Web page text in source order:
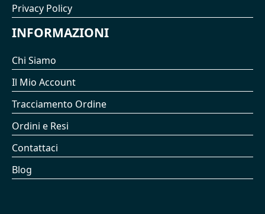
Privacy Policy
INFORMAZIONI
Chi Siamo
Il Mio Account
Tracciamento Ordine
Ordini e Resi
Contattaci
Blog